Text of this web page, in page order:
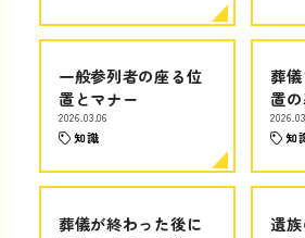
一般参列者の座る位
置とマナー
2026.03.06
知識
葬
置
知
葬儀が終わった後に
遺